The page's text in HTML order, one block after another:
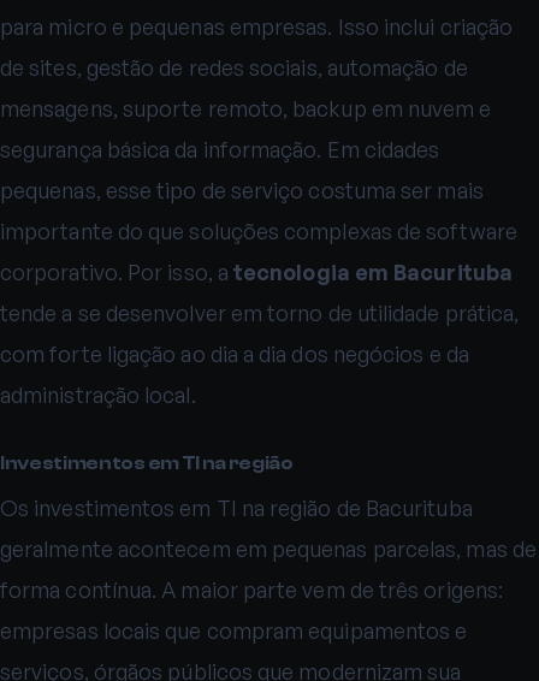
para micro e pequenas empresas. Isso inclui criação
de sites, gestão de redes sociais, automação de
mensagens, suporte remoto, backup em nuvem e
segurança básica da informação. Em cidades
pequenas, esse tipo de serviço costuma ser mais
importante do que soluções complexas de software
corporativo. Por isso, atecnologia em Bacurituba
tende a se desenvolver em torno de utilidade prática,
com forte ligação ao dia a dia dos negócios e da
administração local.
Investimentos em TI na região
Os investimentos em TI na região de Bacurituba
geralmente acontecem em pequenas parcelas, mas de
forma contínua. A maior parte vem de três origens:
empresas locais que compram equipamentos e
serviços, órgãos públicos que modernizam sua